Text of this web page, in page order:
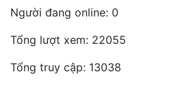
Người đang online: 0
Tổng lượt xem: 22055
Tổng truy cập: 13038